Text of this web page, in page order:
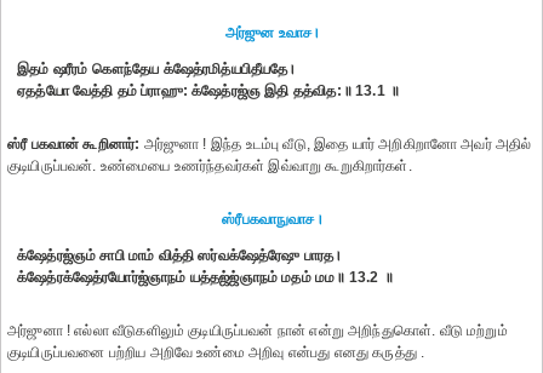
அர்ஜுன உவாச।
இதம் ஷரீரம் கௌந்தேய க்ஷேத்ரமித்யபிதீயதே।
ஏதத்யோ வேத்தி தம் ப்ராஹு: க்ஷேத்ரஜ்ஞ இதி தத்வித:॥ 13.1 ॥
ஸ்ரீ பகவான் கூறினார்: அர்ஜுனா ! இந்த உடம்பு வீடு, இதை யார் அறிகிறானோ அவர் அதில்
குடியிருப்பவன். உண்மையை உணர்ந்தவர்கள் இவ்வாறு கூறுகிறார்கள்.
ஸ்ரீபகவாநுவாச।
க்ஷேத்ரஜ்ஞம் சாபி மாம் வித்தி ஸர்வக்ஷேத்ரேஷு பாரத।
க்ஷேத்ரக்ஷேத்ரயோர்ஜ்ஞாநம் யத்தஜ்ஜ்ஞாநம் மதம் மம॥ 13.2 ॥
அர்ஜுனா ! எல்லா வீடுகளிலும் குடியிருப்பவன் நான் என்று அறிந்துகொள். வீடு மற்றும்
குடியிருப்பவனை பற்றிய அறிவே உண்மை அறிவு என்பது எனது கருத்து .